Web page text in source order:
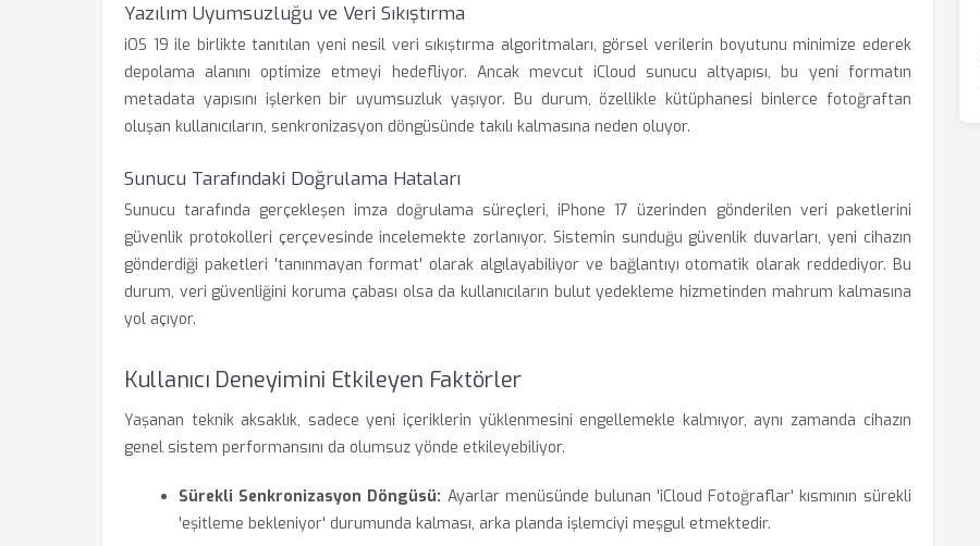
Yazılım Uyumsuzluğu ve Veri Sıkıştırma
iOS 19 ile birlikte tanıtılan yeni nesil veri sıkıştırma algoritmaları, görsel verilerin boyutunu minimize ederek
depolama alanını optimize etmeyi hedefliyor. Ancak mevcut iCloud sunucu altyapısı, bu yeni formatın
metadata yapısını işlerken bir uyumsuzluk yaşıyor. Bu durum, özellikle kütüphanesi binlerce fotoğraftan
oluşan kullanıcıların, senkronizasyon döngüsünde takılı kalmasına neden oluyor.
Sunucu Tarafındaki Doğrulama Hataları
Sunucu tarafında gerçekleşen imza doğrulama süreçleri, iPhone 17 üzerinden gönderilen veri paketlerini
güvenlik protokolleri çerçevesinde incelemekte zorlanıyor. Sistemin sunduğu güvenlik duvarları, yeni cihazın
gönderdiği paketleri 'tanınmayan format' olarak algılayabiliyor ve bağlantıyı otomatik olarak reddediyor. Bu
durum, veri güvenliğini koruma çabası olsa da kullanıcıların bulut yedekleme hizmetinden mahrum kalmasına
yol açıyor.
Kullanıcı Deneyimini Etkileyen Faktörler
Yaşanan teknik aksaklık, sadece yeni içeriklerin yüklenmesini engellemekle kalmıyor, aynı zamanda cihazın
genel sistem performansını da olumsuz yönde etkileyebiliyor.
Sürekli Senkronizasyon Döngüsü: Ayarlar menüsünde bulunan 'iCloud Fotoğraflar' kısmının sürekli
'eşitleme bekleniyor' durumunda kalması, arka planda işlemciyi meşgul etmektedir.